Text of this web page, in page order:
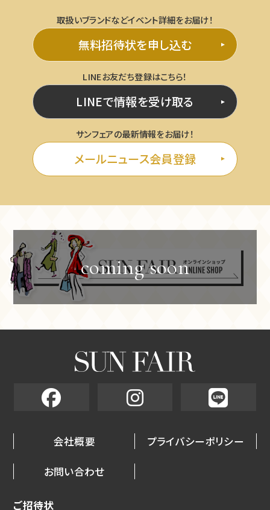
取扱いブランドなどイベント詳細をお届け！
LINEお友だち登録はこちら！
サンフェアの最新情報をお届け！
無料招待状を申し込む
LINEで情報を受け取る
メールニュース会員登録
会社概要 プライバシーポリシー
お問い合わせ
ご招待状